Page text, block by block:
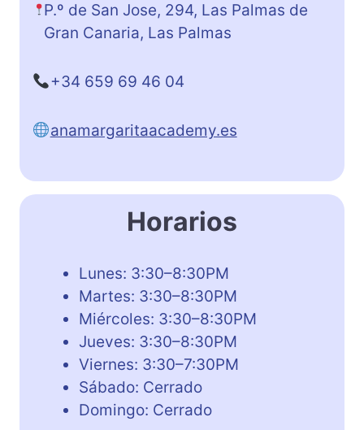
P.º de San Jose, 294, Las Palmas de
Gran Canaria, Las Palmas
+34 659 69 46 04
anamargaritaacademy.es
Horarios
Lunes: 3:30–8:30PM
Martes: 3:30–8:30PM
Miércoles: 3:30–8:30PM
Jueves: 3:30–8:30PM
Viernes: 3:30–7:30PM
Sábado: Cerrado
Domingo: Cerrado